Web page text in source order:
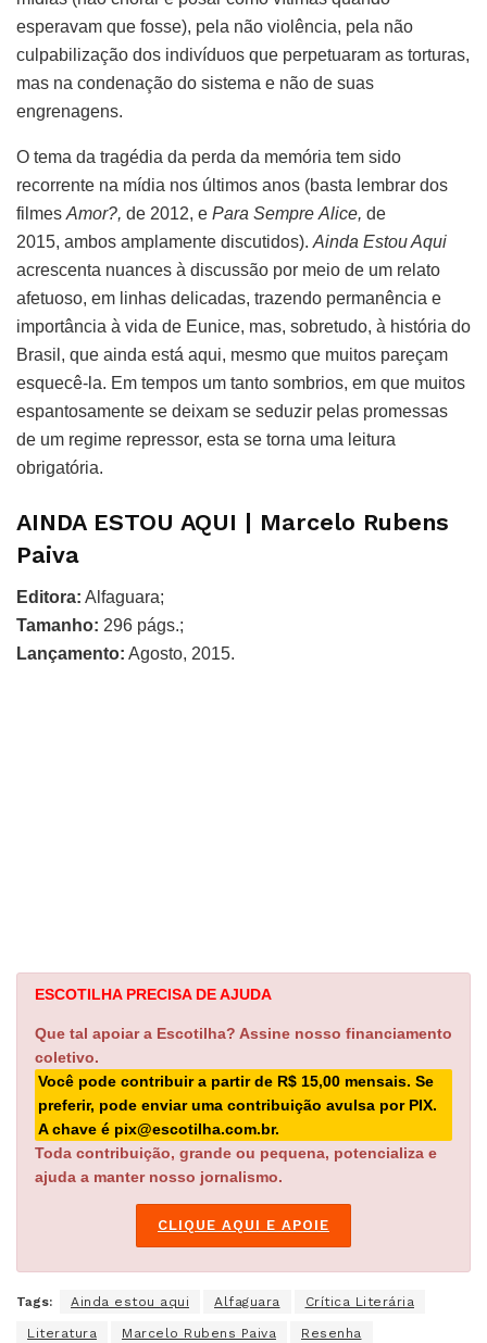
esperavam que fosse), pela não violência, pela não
culpabilização dos indivíduos que perpetuaram as torturas,
mas na condenação do sistema e não de suas
engrenagens.
O tema da tragédia da perda da memória tem sido
recorrente na mídia nos últimos anos (basta lembrar dos
filmes Amor?, de 2012, e Para Sempre Alice, de
2015, ambos amplamente discutidos). Ainda Estou Aqui
acrescenta nuances à discussão por meio de um relato
afetuoso, em linhas delicadas, trazendo permanência e
importância à vida de Eunice, mas, sobretudo, à história do
Brasil, que ainda está aqui, mesmo que muitos pareçam
esquecê-la. Em tempos um tanto sombrios, em que muitos
espantosamente se deixam se seduzir pelas promessas
de um regime repressor, esta se torna uma leitura
obrigatória.
AINDA ESTOU AQUI | Marcelo Rubens
Paiva
Editora: Alfaguara;
Tamanho: 296 págs.;
Lançamento: Agosto, 2015.
ESCOTILHA PRECISA DE AJUDA
Que tal apoiar a Escotilha? Assine nosso financiamento
coletivo.
Você pode contribuir a partir de R$ 15,00 mensais. Se
preferir, pode enviar uma contribuição avulsa por PIX.
A chave é pix@escotilha.com.br.
Toda contribuição, grande ou pequena, potencializa e
ajuda a manter nosso jornalismo.
CLIQUE AQUI E APOIE
Tags: Ainda estou aqui Alfaguara Crítica Literária
Literatura Marcelo Rubens Paiva Resenha